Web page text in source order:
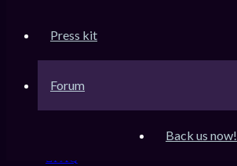
Press kit
Forum
Back us now!
Messages non lus
Sujets actifs
Rechercher
FAQ